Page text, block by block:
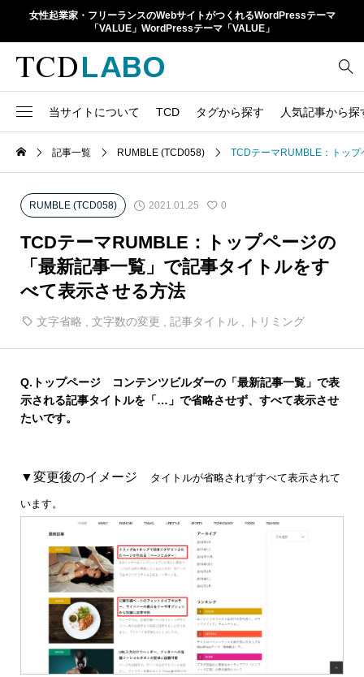
女性起業家・フリーランスのWebサイトがつくれるWordPressテーマ
「VALUE」WordPressテーマ「VALUE」
当サイトについて TCD タグから探す 人気記事から探
Google Map
14
iframe 17
meta description 21
SNSアイコン
Webフォント
TCD LABOとは
TCDテーマ一覧
ファイルの編集方法
WordPressテーマ比較
人気ランキング
アップデート情報
よくあるご質問
記事一覧 RUMBLE (TCD058) TCDテーマRUMBLE：トッ
RUMBLE (TCD058) 2021.01.25 0
TCDテーマRUMBLE：トップページの
「最新記事一覧」で記事タイトルをす
べて表示させる方法
文字省略 文字数の変更 記事タイトル トリミング
Q. トップページ コンテンツビルダーの「最新記事一覧」で表
示される記事タイトルを「…」で省略させず、すべて表示させ
たいです。
▼変更後のイメージ タイトルが省略されずすべて表示されて
います。